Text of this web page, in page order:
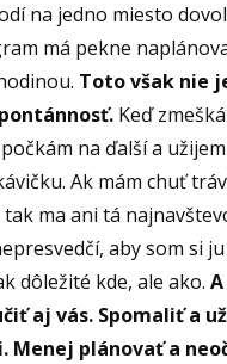
na jedno miesto
má pekne
Toto však nie
Keď
na ďalší a
Ak mám chuť
ma ani tá
aby som si
dôležité kde, ale ako.
aj vás. Spomaliť a
Menej plánovať a